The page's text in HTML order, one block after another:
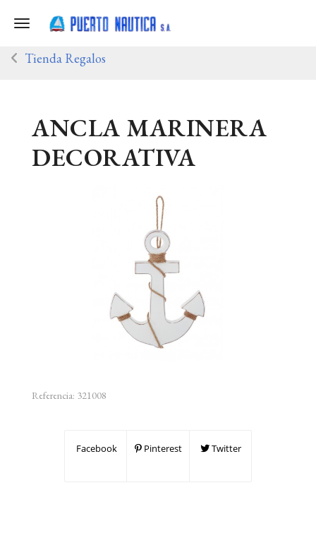
Toggle navigation
Tienda Regalos
ANCLA MARINERA
DECORATIVA
Referencia: 321008
Facebook Pinterest Twitter